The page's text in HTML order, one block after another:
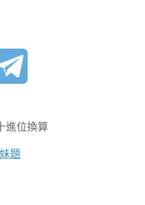
進位換算
題